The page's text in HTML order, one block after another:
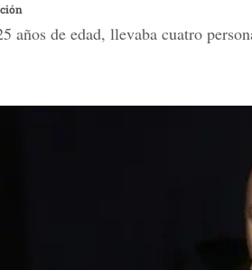
años de edad, llevaba cuatro